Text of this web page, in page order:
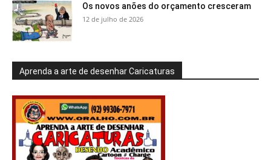
Os novos anões do orçamento cresceram
12 de julho de 2026
Aprenda a arte de desenhar Caricaturas